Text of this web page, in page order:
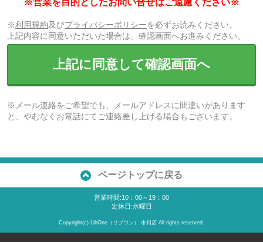
※利用規約及びプライバシーポリシーを必ずお読みください。
上記内容に同意いただいた場合は、確認画面へお進みください。
上記に同意して確認画面へ
※メール連絡をご希望でも、メールアドレスに間違いがあります
と、やむなくお電話にてご連絡差し上げる場合もございます。
ページトップに戻る
営業時間:10：00～19：00
定休日:水曜日
Copyright(c) LibOne（リブワン） 市川店 All rights reserved.